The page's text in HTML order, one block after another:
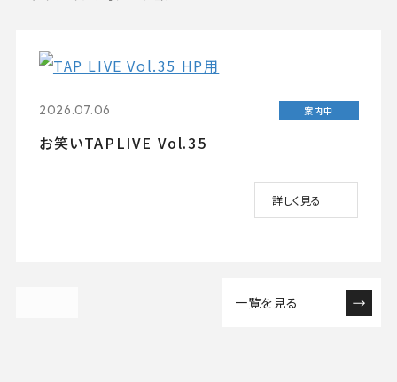
2026.07.06 案内中
お笑いTAPLIVE Vol.35
詳しく見る
一覧を見る